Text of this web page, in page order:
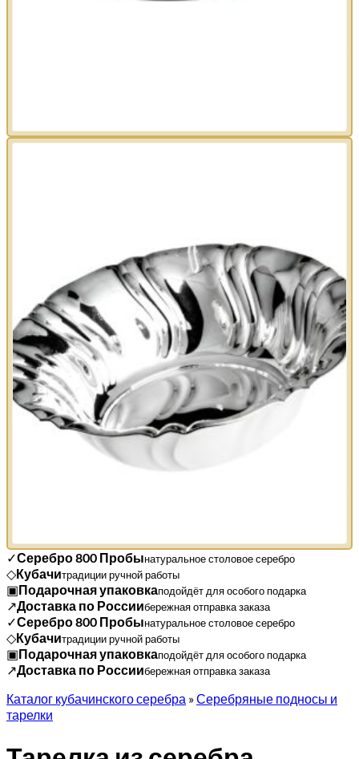
✓Серебро 800 Пробынатуральное столовое серебро
◇Кубачитрадиции ручной работы
▣Подарочная упаковкаподойдёт для особого подарка
↗Доставка по Россиибережная отправка заказа
✓Серебро 800 Пробынатуральное столовое серебро
◇Кубачитрадиции ручной работы
▣Подарочная упаковкаподойдёт для особого подарка
↗Доставка по Россиибережная отправка заказа
Каталог кубачинского серебра »Серебряные подносы и
тарелки